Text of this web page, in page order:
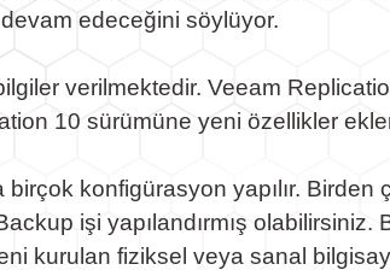
edeceğini söylüyor.
verilmektedir. Veeam
10 sürümüne yeni özellikler
konfigürasyon yapılır.
işi yapılandırmış
kurulan fiziksel veya sanal